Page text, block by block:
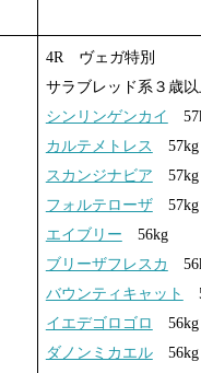
4R ヴェガ特別
サラブレッド系３歳
シンリンゲンカイ
カルテメトレス
57kg
スカンジナビア 57kg
フォルテローザ57kg
エイブリー 56kg
ブリーザフレスカ
バウンティキャット
イエデゴロゴロ
56kg
ダノンミカエル56kg